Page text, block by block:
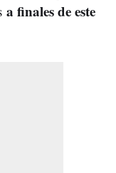
a finales de este